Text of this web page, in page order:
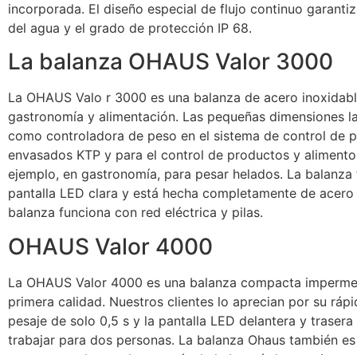
incorporada. El diseño especial de flujo continuo
del agua y el grado de protección IP 68.
La balanza OHAUS Valor 3000
La OHAUS Valo r 3000 es una balanza de acero
gastronomía y alimentación. Las pequeñas dimensiones
como controladora de peso en el sistema de control de
envasados ​​KTP y para el control de productos y
ejemplo, en gastronomía, para pesar helados. La balanza
pantalla LED clara y está hecha completamente de
balanza funciona con red eléctrica y pilas.
OHAUS Valor 4000
La OHAUS Valor 4000 es una balanza compacta
primera calidad. Nuestros clientes lo aprecian por su
pesaje de solo 0,5 s y la pantalla LED delantera y
trabajar para dos personas. La balanza Ohaus también